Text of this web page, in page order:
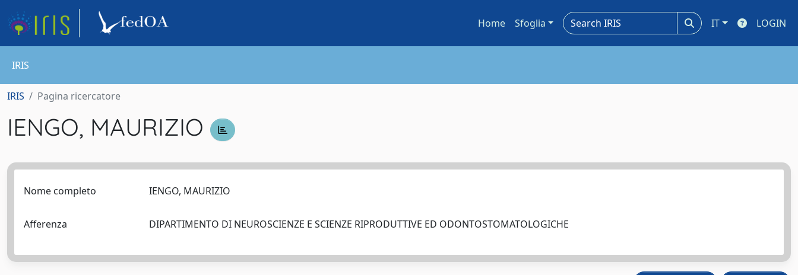
Home Sfoglia IT LOGIN
IRIS
IRIS Pagina ricercatore
IENGO, MAURIZIO
Nome completo IENGO, MAURIZIO
Afferenza DIPARTIMENTO DI NEUROSCIENZE E SCIENZE RIPRODUTTIVE ED ODONTOSTOMATOLOGICHE